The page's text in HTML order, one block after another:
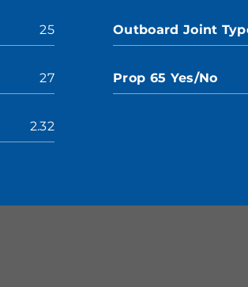
25
27
2.32
Outboard Joint
Prop 65 Yes/No